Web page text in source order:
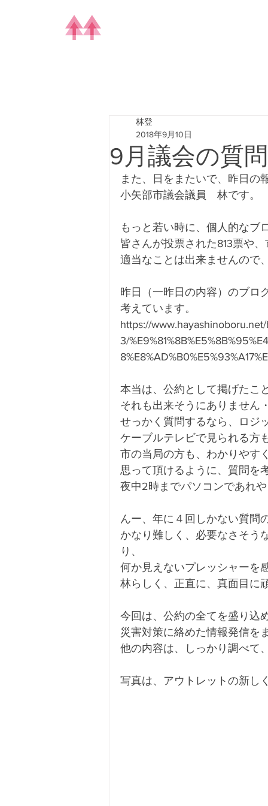
9月議会の質
林登
2018年9月10日
また、日をまたいで、昨日の
小矢部市議会議員　林です。
もっと若い時に、個人的なブ
皆さんが投票された813票や
適当なことは出来ませんので
昨日（一昨日の内容）のブロ
考えています。
https://
3/
本当は、公約として掲げたこ
それも出来そうにありません
せっかく質問するなら、ロジ
ケーブルテレビで見られる方
市の当局の方も、わかりやす
思って頂けるように、質問を
夜中2時までパソコンであれ
んー、年に４回しかない質問
かなり難しく、必要なさそう
り、
何か見えないプレッシャーを
林らしく、正直に、真面目に
今回は、公約の全てを盛り込
災害対策に絡めた情報発信を
他の内容は、しっかり調べて
写真は、アウトレットの新し